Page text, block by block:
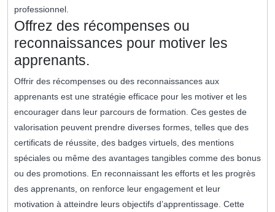
professionnel.
Offrez des récompenses ou
reconnaissances pour motiver les
apprenants.
Offrir des récompenses ou des reconnaissances aux
apprenants est une stratégie efficace pour les motiver et les
encourager dans leur parcours de formation. Ces gestes de
valorisation peuvent prendre diverses formes, telles que des
certificats de réussite, des badges virtuels, des mentions
spéciales ou même des avantages tangibles comme des bonus
ou des promotions. En reconnaissant les efforts et les progrès
des apprenants, on renforce leur engagement et leur
motivation à atteindre leurs objectifs d’apprentissage. Cette